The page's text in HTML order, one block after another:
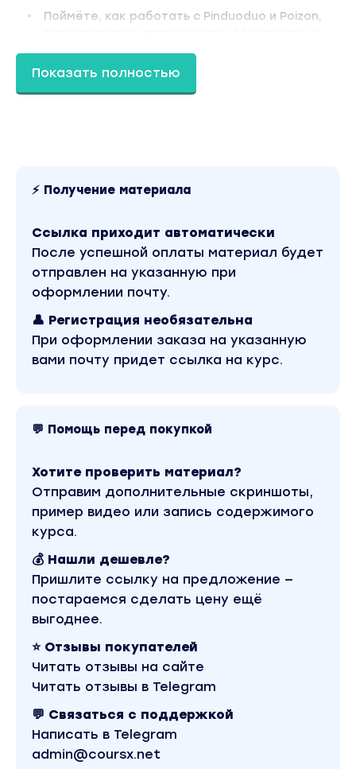
Поймёте, как работать с Pinduoduo и Poizon,
продаж.
Автор курса
17 уроков, 3 недели
1 неделя
заказа, сравнение цен.
Урок 2. Создаем зарубежную карту и учимся
ее пополнять.
Урок 4. Важное о посредниках.
Урок 6. Регистрация на СДЭК ГЛОБАЛ.
Урок 7. Регистрация POIZON, обзор
приложения, ввод адресов посредников.
2 неделя
Урок 8. Покупка товара на POIZON,
декларация СДЭК, CARGO
Урок 10. Регистрация 1688, обзор
приложения, ввод адресов посредников.
Урок 11. Выбор размера обуви одежды,
примерный вес.
Урок 12. Регистрация Taobao, разбор
Показать полностью
⚡ Получение материала
Ссылка приходит автоматически
После успешной оплаты материал будет
отправлен на указанную при
оформлении почту.
👤 Регистрация необязательна
При оформлении заказа на указанную
вами почту придет ссылка на курс.
💬 Помощь перед покупкой
Хотите проверить материал?
Отправим дополнительные скриншоты,
пример видео или запись содержимого
курса.
💰 Нашли дешевле?
Пришлите ссылку на предложение —
постараемся сделать цену ещё
выгоднее.
⭐ Отзывы покупателей
Читать отзывы на сайте
Читать отзывы в Telegram
💬 Связаться с поддержкой
Написать в Telegram
admin@coursx.net